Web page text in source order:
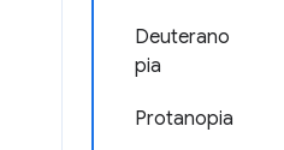
Deuterano
pia
Protanopia